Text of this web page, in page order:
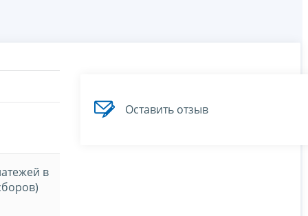
в
Оставить отзыв